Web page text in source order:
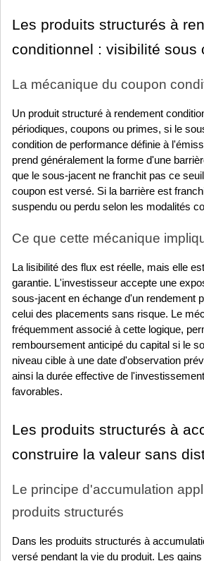
Les produits structurés à
conditionnel : visibilité sous
La mécanique du coupon
Un produit structuré à rendement
périodiques, coupons ou primes, si le
condition de performance définie à
prend généralement la forme d'une
que le sous-jacent ne franchit pas ce
coupon est versé. Si la barrière est
suspendu ou perdu selon les modalités
Ce que cette mécanique
La lisibilité des flux est réelle, mais elle
garantie. L'investisseur accepte une
sous-jacent en échange d'un rendement
celui des placements sans risque. Le
fréquemment associé à cette logique,
remboursement anticipé du capital si le
niveau cible à une date d'observation
ainsi la durée effective de
favorables.
Les produits structurés à
construire la valeur sans
Le principe d'accumulation
produits structurés
Dans les produits structurés à
versé pendant la vie du produit. Les